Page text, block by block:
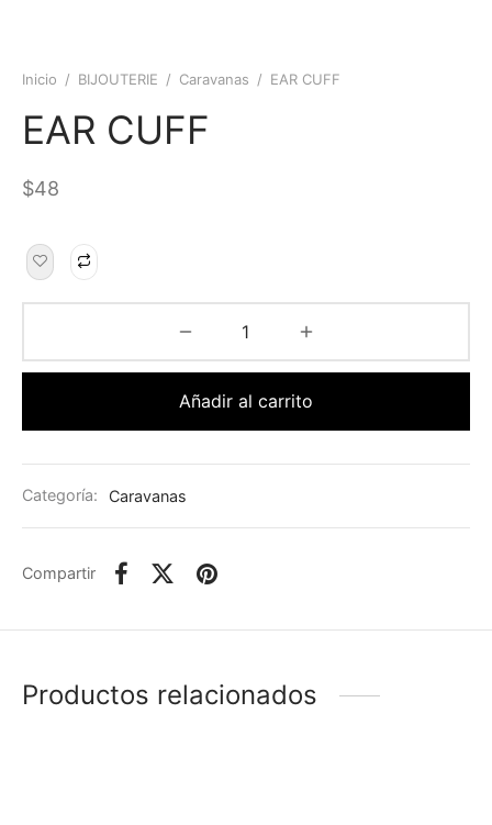
Inicio / BIJOUTERIE / Caravanas / EAR CUFF
EAR CUFF
$48
Añadir al carrito
Categoría: Caravanas
Compartir
Productos relacionados